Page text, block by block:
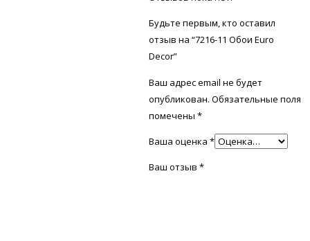
Будьте первым, кто оставил
отзыв на “7216-11 Обои Euro
Decor”
Ваш адрес email не будет
опубликован. Обязательные поля
помечены*
Ваша оценка*
Ваш отзыв*